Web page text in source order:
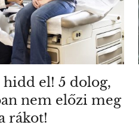
hidd el! 5 dolog,
nem előzi meg
rákot!